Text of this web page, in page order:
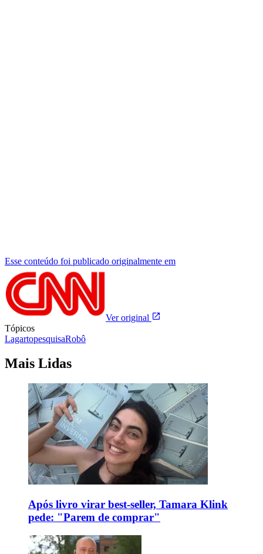
Esse conteúdo foi publicado originalmente em
Ver original
Tópicos
LagartopesquisaRobô
Mais Lidas
Após livro virar best-seller, Tamara Klink
pede: "Parem de comprar"